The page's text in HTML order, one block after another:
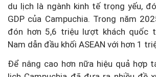
du lịch là ngành kinh tế trọng yếu,
GDP của Campuchia. Trong năm
đón hơn 5,6 triệu lượt khách quốc
Nam dẫn đầu khối ASEAN với hơn 1
Để nâng cao hơn nữa hiệu quả hợp